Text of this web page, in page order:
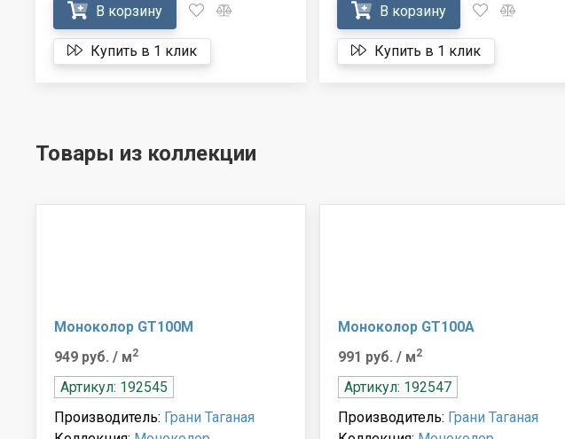
В корзину
Купить в 1 клик
В корзину
Купить в 1 клик
Товары из коллекции
Моноколор GT100M
949 руб. / м2
Артикул: 192545
Производитель: Грани Таганая
Моноколор GT100A
991 руб. / м2
Артикул: 192547
Производитель: Грани Таганая